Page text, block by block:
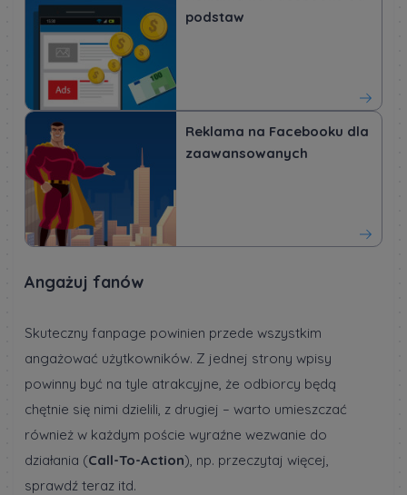
podstaw
Reklama na Facebooku dla
zaawansowanych
Angażuj fanów
Skuteczny fanpage powinien przede wszystkim
angażować użytkowników. Z jednej strony wpisy
powinny być na tyle atrakcyjne, że odbiorcy będą
chętnie się nimi dzielili, z drugiej – warto umieszczać
również w każdym poście wyraźne wezwanie do
działania (Call-To-Action), np. przeczytaj więcej,
sprawdź teraz itd.